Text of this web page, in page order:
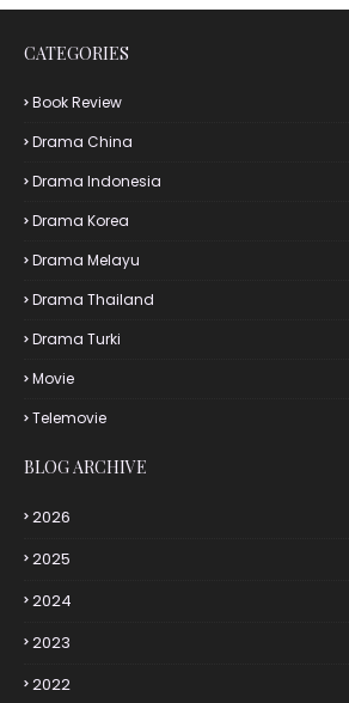
CATEGORIES
Book Review
Drama China
Drama Indonesia
Drama Korea
Drama Melayu
Drama Thailand
Drama Turki
Movie
Telemovie
BLOG ARCHIVE
2026
2025
2024
2023
2022